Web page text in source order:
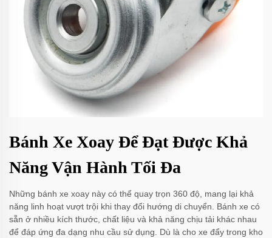
Bánh Xe Xoay Để Đạt Được Khả
Năng Vận Hành Tối Đa
Những bánh xe xoay này có thể quay trọn 360 độ, mang lại khả
năng linh hoạt vượt trội khi thay đổi hướng di chuyển. Bánh xe có
sẵn ở nhiều kích thước, chất liệu và khả năng chịu tải khác nhau
để đáp ứng đa dạng nhu cầu sử dụng. Dù là cho xe đẩy trong kho